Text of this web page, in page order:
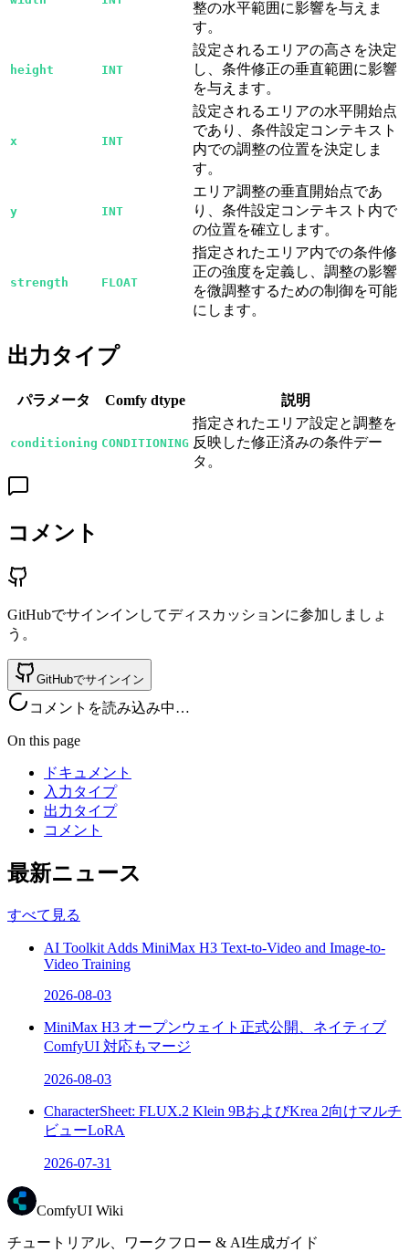
整の水平範囲に影響を与えま
す。
height INT
設定されるエリアの高さを決定
し、条件修正の垂直範囲に影響
を与えます。
x INT
設定されるエリアの水平開始点
であり、条件設定コンテキスト
内での調整の位置を決定しま
す。
y INT
エリア調整の垂直開始点であ
り、条件設定コンテキスト内で
の位置を確立します。
strength FLOAT
指定されたエリア内での条件修
正の強度を定義し、調整の影響
を微調整するための制御を可能
にします。
出力タイプ
パラメータ Comfy dtype 説明
conditioning CONDITIONING
指定されたエリア設定と調整を
反映した修正済みの条件デー
タ。
コメント
GitHubでサインインしてディスカッションに参加しましょ
う。
GitHubでサインイン
コメントを読み込み中…
On this page
ドキュメント
入力タイプ
出力タイプ
コメント
最新ニュース
すべて見る
AI Toolkit Adds MiniMax H3 Text-to-Video and Image-to-
Video Training
2026-08-03
MiniMax H3 オープンウェイト正式公開、ネイティブ
ComfyUI 対応もマージ
2026-08-03
CharacterSheet: FLUX.2 Klein 9BおよびKrea 2向けマルチ
ビューLoRA
2026-07-31
ComfyUI Wiki
チュートリアル、ワークフロー & AI生成ガイド